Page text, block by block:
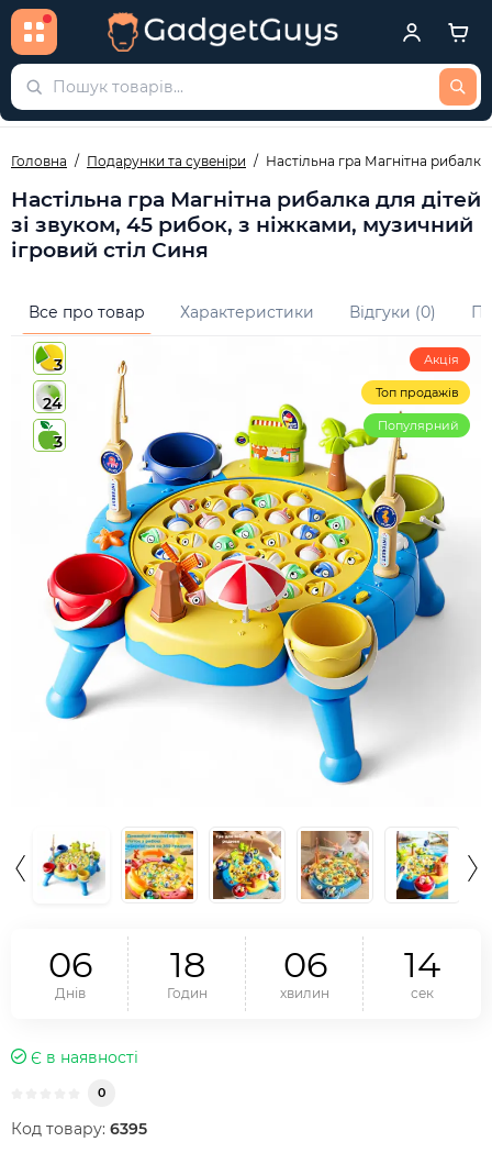
Головна Подарунки та сувеніри Настільна гра Магнітна
Настільна гра Магнітна рибалка для дітей
зі звуком, 45 рибок, з ніжками, музичний
ігровий стіл Синя
Все про товар Характеристики Відгуки (0)
3
24
3
Акція
Топ продажів
Популярний
06
Днів
18
Годин
06
хвилин
13
сек
Є в наявності
0
Код товару: 6395